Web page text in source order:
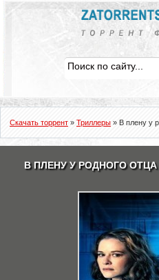
Скачать торрент » Триллеры » В плену у
В ПЛЕНУ У РОДНОГО ОТЦА